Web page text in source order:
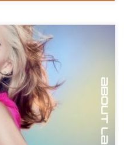
kolejny album.
nim dla was! Szczegóły w